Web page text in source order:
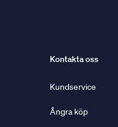
Kontakta oss
Kundservice
Ångra köp